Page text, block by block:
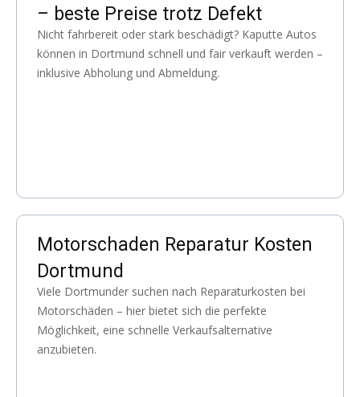
– beste Preise trotz Defekt
Nicht fahrbereit oder stark beschädigt? Kaputte Autos
können in Dortmund schnell und fair verkauft werden –
inklusive Abholung und Abmeldung.
Motorschaden Reparatur Kosten
Dortmund
Viele Dortmunder suchen nach Reparaturkosten bei
Motorschäden – hier bietet sich die perfekte
Möglichkeit, eine schnelle Verkaufsalternative
anzubieten.